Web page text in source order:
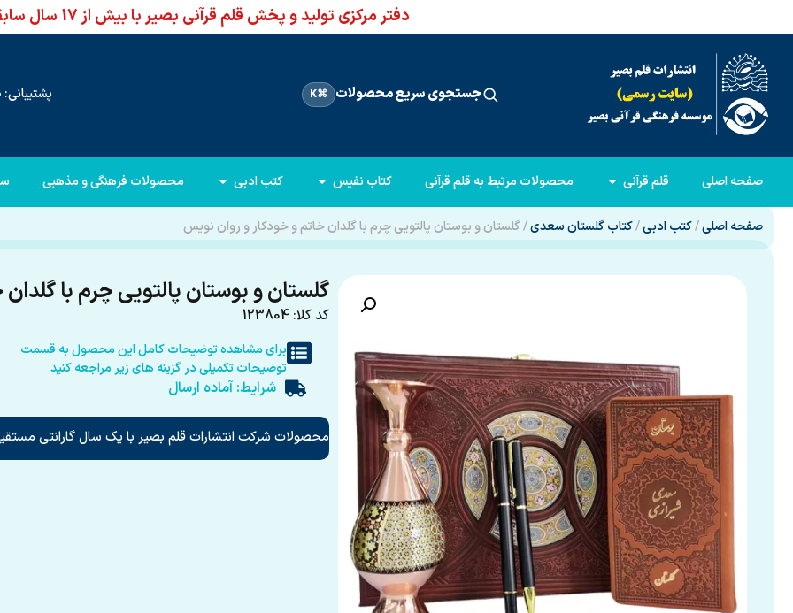
دفتر مرکزی تولید و پخش قلم قرآنی بصیر با بیش از 17 سال سابقه
جستجوی سریع محصولات ⌘K پشتیبانی: 66960950-021
صفحه اصلی قلم قرآنی محصولات مرتبط به قلم قرآنی کتاب نفیس کتب ادبی محصولات فرهنگی و مذهبی
صفحه اصلی/کتب ادبی/کتاب گلستان سعدی/ گلستان و بوستان پالتویی چرم با گلدان خاتم و خودکار و روان نویس
گلستان و بوستان پالتویی چرم با
کد کلا: 123804
برای مشاهده توضیحات کامل این محصول به قسمت
توضیحات تکمیلی در گزینه های زیر مراجعه کنید
شرایط: آماده ارسال
محصولات شرکت انتشارات قلم بصیر با یک سال گارانتی